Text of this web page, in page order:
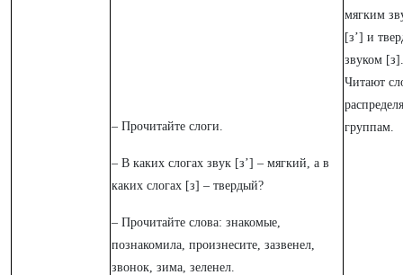
– Прочитайте слоги.
– В каких слогах звук [з’] – мягкий, а в
каких слогах [з] – твердый?
– Прочитайте слова: знакомые,
познакомила, произнесите, зазвенел,
звонок, зима, зеленел.
мягким
[з’] и
звуком [з].
Читают
группам.